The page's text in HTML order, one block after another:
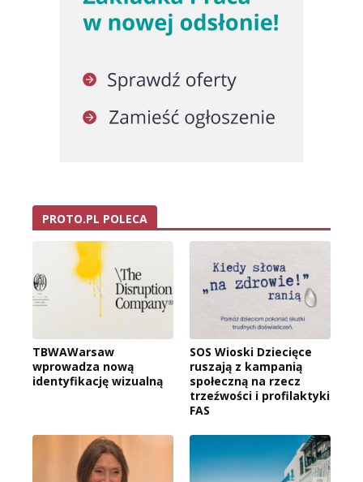
PROTO.PL POLECA
TBWAWarsaw
wprowadza nową
identyfikację wizualną
SOS Wioski Dziecięce
ruszają z kampanią
społeczną na rzecz
trzeźwości i profilaktyki
FAS